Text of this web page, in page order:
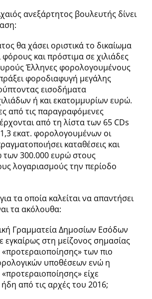
ανεξάρτητος βουλευτής δίνει
θα χάσει οριστικά το δικαίωμα
φόρους και πρόστιμα σε χιλιάδες
Έλληνες φορολογουμένους
φοροδιαφυγή μεγάλης
εισοδήματα
ή και εκατομμυρίων ευρώ.
από τις παραγραφόμενες
από τη λίστα των 65 CDs
1,3 εκατ. φορολογουμένων οι
καταθέσεις και
των 300.000 ευρώ στους
λογαριασμούς την περίοδο
τα οποία καλείται να απαντήσει
τα ακόλουθα:
Γραμματεία Δημοσίων Εσόδων
στη μείζονος σημασίας
«προτεραιοποίησης» των πιο
υποθέσεων ενώ η
«προτεραιοποίησης» είχε
από τις αρχές του 2016;